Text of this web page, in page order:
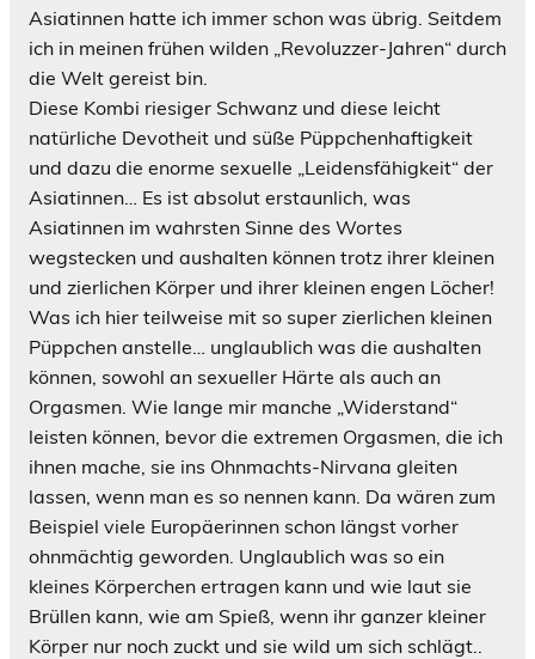
Asiatinnen hatte ich immer schon was übrig. Seitdem
ich in meinen frühen wilden „Revoluzzer-Jahren“ durch
die Welt gereist bin.
Diese Kombi riesiger Schwanz und diese leicht
natürliche Devotheit und süße Püppchenhaftigkeit
und dazu die enorme sexuelle „Leidensfähigkeit“ der
Asiatinnen… Es ist absolut erstaunlich, was
Asiatinnen im wahrsten Sinne des Wortes
wegstecken und aushalten können trotz ihrer kleinen
und zierlichen Körper und ihrer kleinen engen Löcher!
Was ich hier teilweise mit so super zierlichen kleinen
Püppchen anstelle… unglaublich was die aushalten
können, sowohl an sexueller Härte als auch an
Orgasmen. Wie lange mir manche „Widerstand“
leisten können, bevor die extremen Orgasmen, die ich
ihnen mache, sie ins Ohnmachts-Nirvana gleiten
lassen, wenn man es so nennen kann. Da wären zum
Beispiel viele Europäerinnen schon längst vorher
ohnmächtig geworden. Unglaublich was so ein
kleines Körperchen ertragen kann und wie laut sie
Brüllen kann, wie am Spieß, wenn ihr ganzer kleiner
Körper nur noch zuckt und sie wild um sich schlägt..